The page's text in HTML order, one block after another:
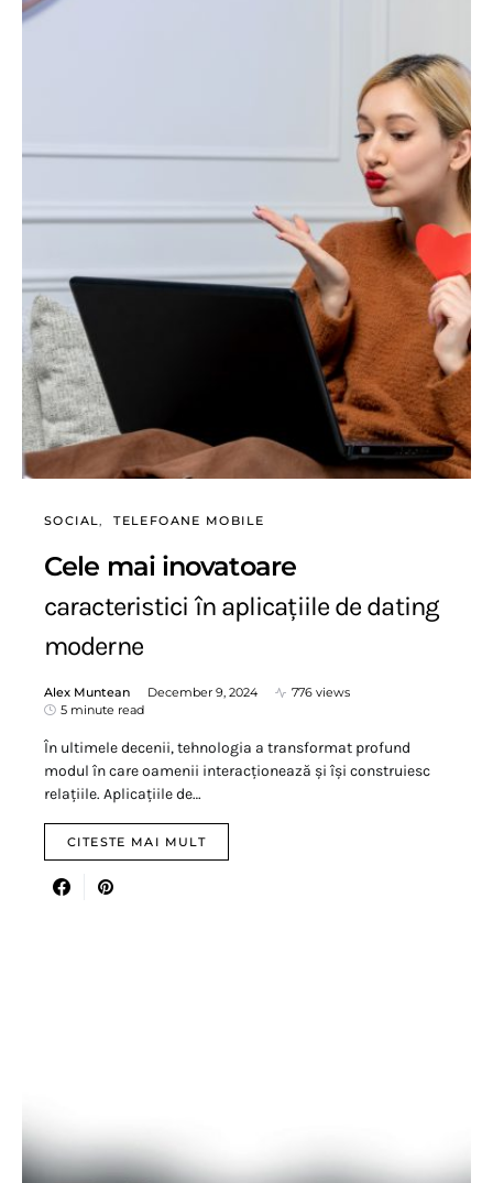
SOCIAL TELEFOANE MOBILE
Cele mai inovatoare
caracteristici în aplicațiile de dating
moderne
Alex Muntean December 9, 2024
776 views
5 minute read
În ultimele decenii, tehnologia a transformat profund
modul în care oamenii interacționează și își construiesc
relațiile. Aplicațiile de…
CITESTE MAI MULT